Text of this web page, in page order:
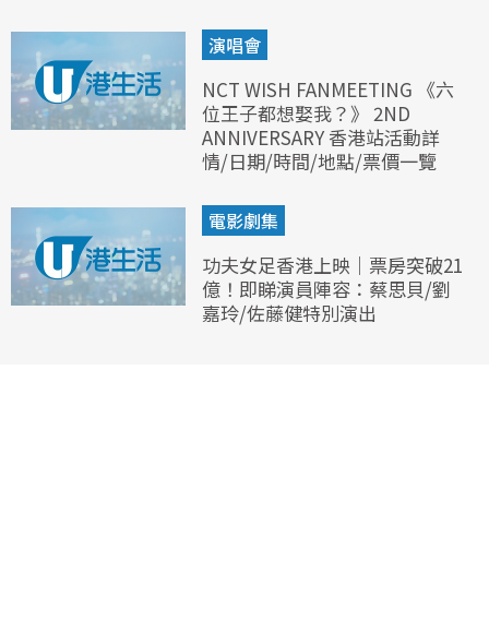
演唱會
NCT WISH FANMEETING 《六
位王子都想娶我？》 2ND
ANNIVERSARY 香港站活動詳
情/日期/時間/地點/票價一覽
電影劇集
功夫女足香港上映｜票房突破21
億！即睇演員陣容：蔡思貝/劉
嘉玲/佐藤健特別演出